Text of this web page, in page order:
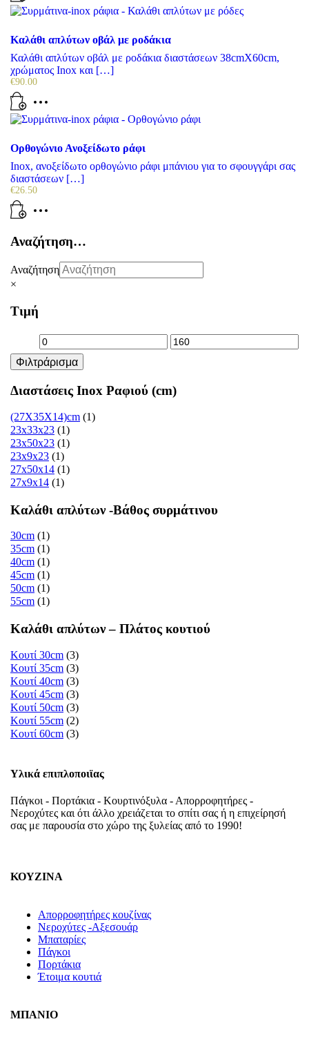
Καλάθι απλύτων οβάλ με ροδάκια
Καλάθι απλύτων οβάλ με ροδάκια διαστάσεων 38cmX60cm,
χρώματος Inox και […]
€90.00
Ορθογώνιο Ανοξείδωτο ράφι
Inox, ανοξείδωτο ορθογώνιο ράφι μπάνιου για το σφουγγάρι σας
διαστάσεων […]
€26.50
Αναζήτηση…
Αναζήτηση
×
Τιμή
Ελάχιστη
τιμή
Μέγιστη
Φιλτράρισμα
Διαστάσεις Inox Ραφιού (cm)
(27Χ35Χ14)cm (1)
23x33x23 (1)
23x50x23 (1)
23x9x23 (1)
27x50x14 (1)
27x9x14 (1)
Καλάθι απλύτων -Βάθος συρμάτινου
30cm (1)
35cm (1)
40cm (1)
45cm (1)
50cm (1)
55cm (1)
Καλάθι απλύτων – Πλάτος κουτιού
Κουτί 30cm (3)
Κουτί 35cm (3)
Κουτί 40cm (3)
Κουτί 45cm (3)
Κουτί 50cm (3)
Κουτί 55cm (2)
Κουτί 60cm (3)
Υλικά επιπλοποιϊας
Πάγκοι - Πορτάκια - Κουρτινόξυλα - Απορροφητήρες -
Νεροχύτες και ότι άλλο χρειάζεται το σπίτι σας ή η επιχείρησή
σας με παρουσία στο χώρο της ξυλείας από το 1990!
ΚΟΥΖΙΝΑ
Απορροφητήρες κουζίνας
Νεροχύτες -Αξεσουάρ
Μπαταρίες
Πάγκοι
Πορτάκια
Έτοιμα κουτιά
ΜΠΑΝΙΟ